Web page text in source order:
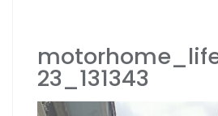
23_131343